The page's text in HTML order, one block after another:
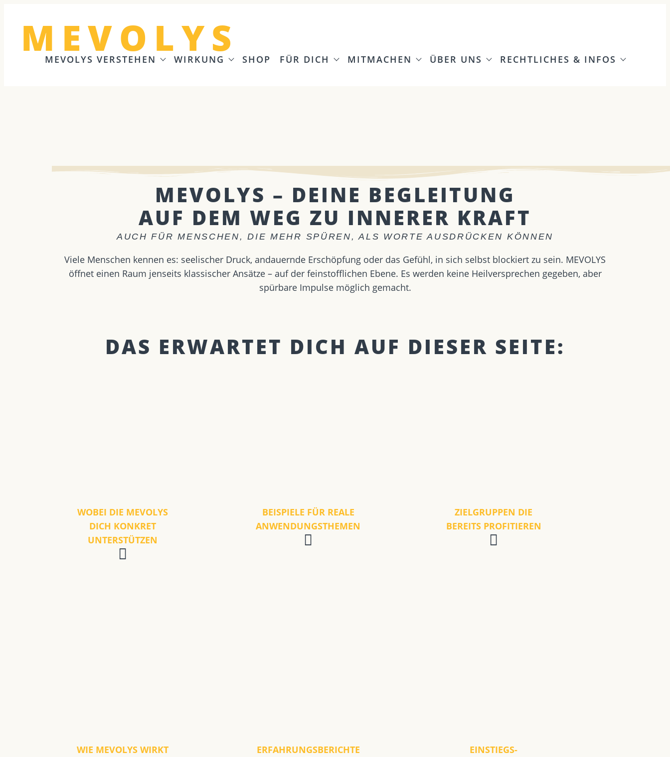
MEVOLYS
MEVOLYS VERSTEHEN WIRKUNG SHOP FÜR DICH MITMACHEN ÜBER UNS RECHTLICHES & INFOS
MEVOLYS – DEINE BEGLEITUNG
AUF DEM WEG ZU INNERER KRAFT
AUCH FÜR MENSCHEN, DIE MEHR SPÜREN, ALS WORTE AUSDRÜCKEN KÖNNEN
Viele Menschen kennen es: seelischer Druck, andauernde Erschöpfung oder das Gefühl, in sich selbst blockiert zu sein. MEVOLYS
öffnet einen Raum jenseits klassischer Ansätze – auf der feinstofflichen Ebene. Es werden keine Heilversprechen gegeben, aber
spürbare Impulse möglich gemacht.
DAS ERWARTET DICH AUF DIESER SEITE:
WOBEI DIE MEVOLYS
DICH KONKRET
UNTERSTÜTZEN
BEISPIELE FÜR REALE
ANWENDUNGSTHEMEN
ZIELGRUPPEN DIE
BEREITS PROFITIEREN
WIE MEVOLYS WIRKT
ERFAHRUNGSBERICHTE
EINSTIEGS-